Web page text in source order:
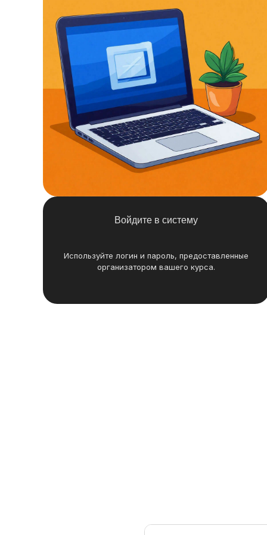
Войдите в систему
Используйте логин и пароль, предоставленные
организатором вашего курса.